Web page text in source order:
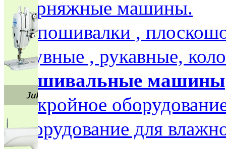
скорняжные машины.
Распошивалки ,
Обувные , рукавные,
Вышивальные машины
Раскройное
Оборудование для